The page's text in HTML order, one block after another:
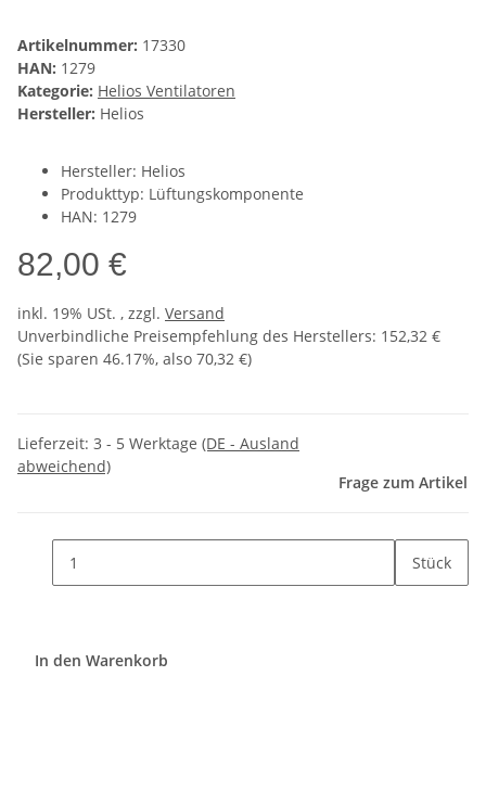
Artikelnummer: 17330
HAN: 1279
Kategorie: Helios Ventilatoren
Hersteller: Helios
Hersteller: Helios
Produkttyp: Lüftungskomponente
HAN: 1279
82,00 €
inkl. 19% USt. , zzgl. Versand
Unverbindliche Preisempfehlung des Herstellers: 152,32 €
(Sie sparen 46.17%, also 70,32 €)
Lieferzeit: 3 - 5 Werktage (DE - Ausland
abweichend)
Frage zum Artikel
Stück
In den Warenkorb